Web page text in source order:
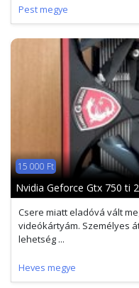
Pest megye
15 000 Ft
Nvidia Geforce Gtx 750 ti
Csere miatt eladóvá vált
videókártyám. Személyes
lehetség ...
Heves megye